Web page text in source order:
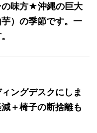
の味方★沖縄の巨大
）の季節です。一
ングデスクにしま
＋椅子の断捨離も